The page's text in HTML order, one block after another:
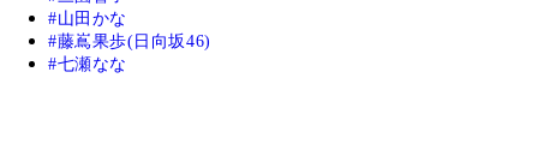
山田かな
藤嶌果歩(日向坂46)
七瀬なな